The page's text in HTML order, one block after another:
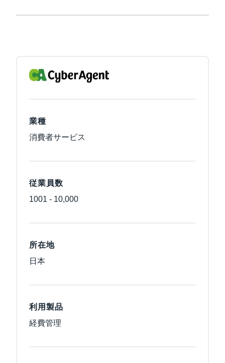
業種
消費者サービス
従業員数
1001 - 10,000
所在地
日本
利用製品
経費管理